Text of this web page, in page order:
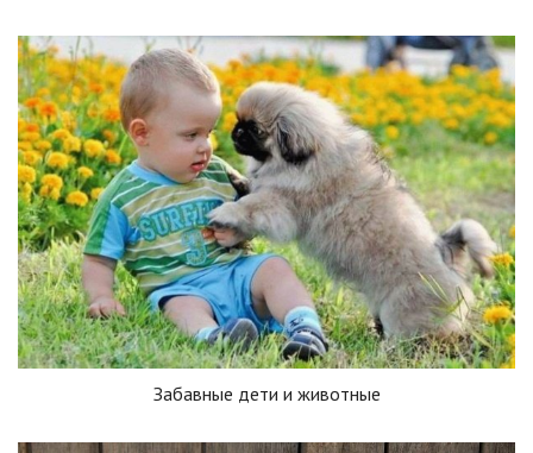
Забавные дети и животные